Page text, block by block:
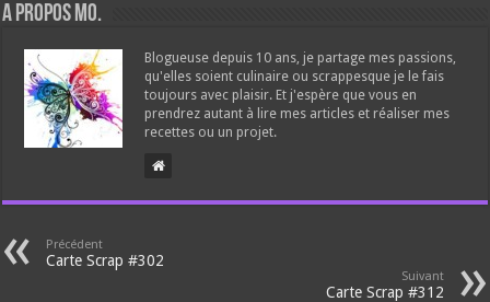
A propos Mo.
Blogueuse depuis 10 ans, je partage mes passions,
qu'elles soient culinaire ou scrappesque je le fais
toujours avec plaisir. Et j'espère que vous en
prendrez autant à lire mes articles et réaliser mes
recettes ou un projet.
Précédent
Carte Scrap #302
Suivant
Carte Scrap #312